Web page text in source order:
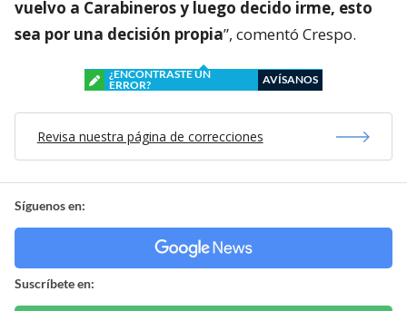
vuelvo a Carabineros y luego decido irme, esto
sea por una decisión propia”, comentó Crespo.
¿ENCONTRASTE UN
ERROR?
AVÍSANOS
Revisa nuestra página de correcciones
Síguenos en:
Suscríbete en: